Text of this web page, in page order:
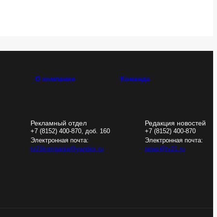
О компании
Команда
Рекламный отдел
+7 (8152) 400-870, доб. 160
Электронная почта:
tv21kompania@yandex.ru
Редакция новостей
+7 (8152) 400-870
Электронная почта:
news@tv21.ru